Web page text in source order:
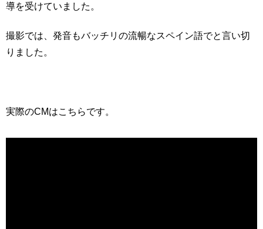
導を受けていました。
撮影では、発音もバッチリの流暢なスペイン語でと言い切
りました。
実際のCMはこちらです。